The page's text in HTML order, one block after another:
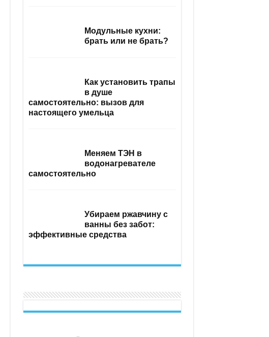
Модульные кухни:
брать или не брать?
Как установить трапы
в душе
самостоятельно: вызов для
настоящего умельца
Меняем ТЭН в
водонагревателе
самостоятельно
Убираем ржавчину с
ванны без забот:
эффективные средства